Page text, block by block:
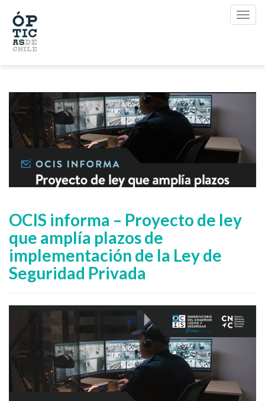
OCIS informa – Proyecto de ley
que amplía plazos de
implementación de la Ley de
Seguridad Privada